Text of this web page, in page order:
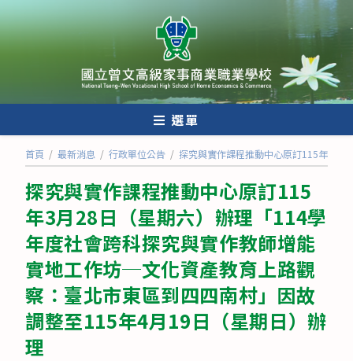
跳
轉
至
內
選單
首頁 / 最新消息 / 行政單位公告 / 探究與實作課程推動中心原訂115年3月
探究與實作課程推動中心原訂115
年3月28日（星期六）辦理「114學
年度社會跨科探究與實作教師增能
實地工作坊─文化資產教育上路觀
察：臺北市東區到四四南村」因故
調整至115年4月19日（星期日）辦
理